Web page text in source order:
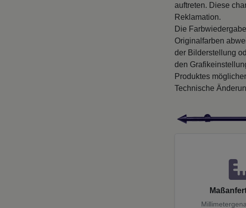
auftreten. Diese
Reklamation.
Die
Originalfarben
der Bilderstellung
den
Produktes
Technische